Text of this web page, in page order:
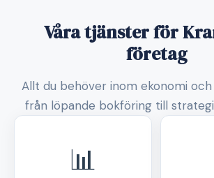
Våra tjänster för
företag
Allt du behöver inom ekonomi
från löpande bokföring till
📊